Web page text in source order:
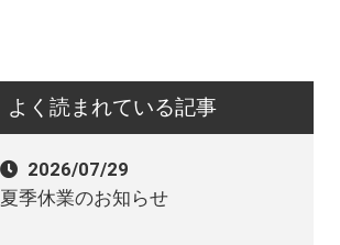
よく読まれている記事
2026/07/29
夏季休業のお知らせ